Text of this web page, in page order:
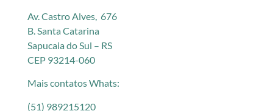
Av. Castro Alves, 676
B. Santa Catarina
Sapucaia do Sul – RS
CEP 93214-060
Mais contatos Whats:
(51) 989215120